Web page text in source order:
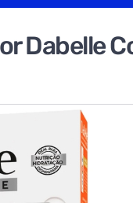
Dabelle